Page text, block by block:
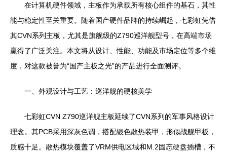
在计算机硬件领域，主板作为承载所有核心组件的基石，其性
能与稳定性至关重要。随着国产硬件品牌的持续崛起，七彩虹凭借
其CVN系列主板，尤其是旗舰级的Z790巡洋舰型号，在高端市场
赢得了广泛关注。本文将从设计、性能、功能及市场定位等多个维
度，对这款被誉为“国产主板之光”的产品进行全面测评。
一、外观设计与工艺：巡洋舰的硬核美学
七彩虹CVN Z790巡洋舰主板延续了CVN系列的军事风格设计
理念。其PCB采用深灰色调，搭配银色散热装甲，形似战舰甲板，
质感十足。散热模块覆盖了VRM供电区域和M.2固态硬盘插槽，不